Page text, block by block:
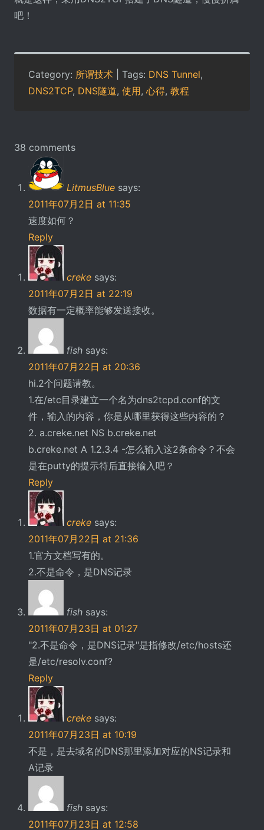
吧！
Category: 所谓技术 | Tags: DNS Tunnel,
DNS2TCP, DNS隧道, 使用, 心得, 教程
38 comments
LitmusBlue says:
2011年07月2日 at 11:35
速度如何？
Reply
creke says:
2011年07月2日 at 22:19
数据有一定概率能够发送接收。
fish says:
2011年07月22日 at 20:36
hi.2个问题请教。
1.在/etc目录建立一个名为dns2tcpd.conf的文
件，输入的内容，你是从哪里获得这些内容的？
2. a.creke.net NS b.creke.net
b.creke.net A 1.2.3.4 -怎么输入这2条命令？不会
是在putty的提示符后直接输入吧？
Reply
creke says:
2011年07月22日 at 21:36
1.官方文档写有的。
2.不是命令，是DNS记录
fish says:
2011年07月23日 at 01:27
"2.不是命令，是DNS记录"是指修改/etc/hosts还
是/etc/resolv.conf?
Reply
creke says:
2011年07月23日 at 10:19
不是，是去域名的DNS那里添加对应的NS记录和
A记录
fish says:
2011年07月23日 at 12:58